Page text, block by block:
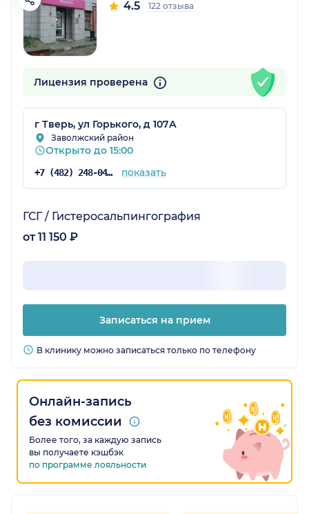
4.5 122 отзыва
Лицензия проверена
г Тверь, ул Горького, д 107А
Заволжский район
Открыто до 15:00
+7 (482) 248-04-67 показать
ГСГ / Гистеросальпингография
от 11 150 ₽
Записаться на прием
В клинику можно записаться только по телефону
Онлайн-запись
без комиссии
Более того, за каждую запись
вы получаете кэшбэк
по программе лояльности